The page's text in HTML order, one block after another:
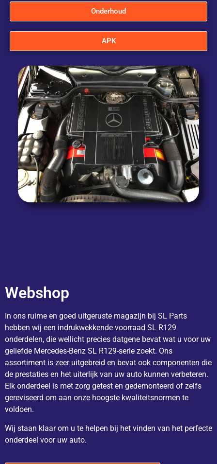
Onderhoud
APK
Webshop
In ons ruime en goed uitgeruste magazijn bij SL Parts
hebben wij een indrukwekkende voorraad SL R129
onderdelen, die wellicht precies datgene bevat wat u voor uw
geliefde Mercedes-Benz SL R129-serie zoekt. Ons
assortiment is zeer uitgebreid en bevat ook componenten die
de prestaties en het uiterlijk van uw auto kunnen verbeteren.
Elk onderdeel is met zorg getest en gedemonteerd of zelfs
gereviseerd om aan onze hoogste kwaliteitsnormen te
voldoen.
Wij staan klaar om u te helpen bij het vinden van het perfecte
onderdeel voor uw auto.